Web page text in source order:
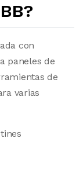
con
paneles de
de
varias